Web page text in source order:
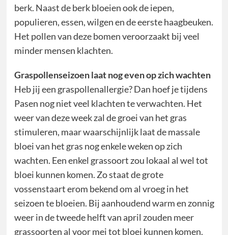
berk. Naast de berk bloeien ook de iepen,
populieren, essen, wilgen en de eerste haagbeuken.
Het pollen van deze bomen veroorzaakt bij veel
minder mensen klachten.
Graspollenseizoen laat nog even op zich wachten
Heb jij een graspollenallergie? Dan hoef je tijdens
Pasen nog niet veel klachten te verwachten. Het
weer van deze week zal de groei van het gras
stimuleren, maar waarschijnlijk laat de massale
bloei van het gras nog enkele weken op zich
wachten. Een enkel grassoort zou lokaal al wel tot
bloei kunnen komen. Zo staat de grote
vossenstaart erom bekend om al vroeg in het
seizoen te bloeien. Bij aanhoudend warm en zonnig
weer in de tweede helft van april zouden meer
grassoorten al voor mei tot bloei kunnen komen.